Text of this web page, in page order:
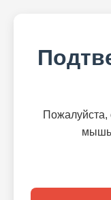
Пожалуйста,